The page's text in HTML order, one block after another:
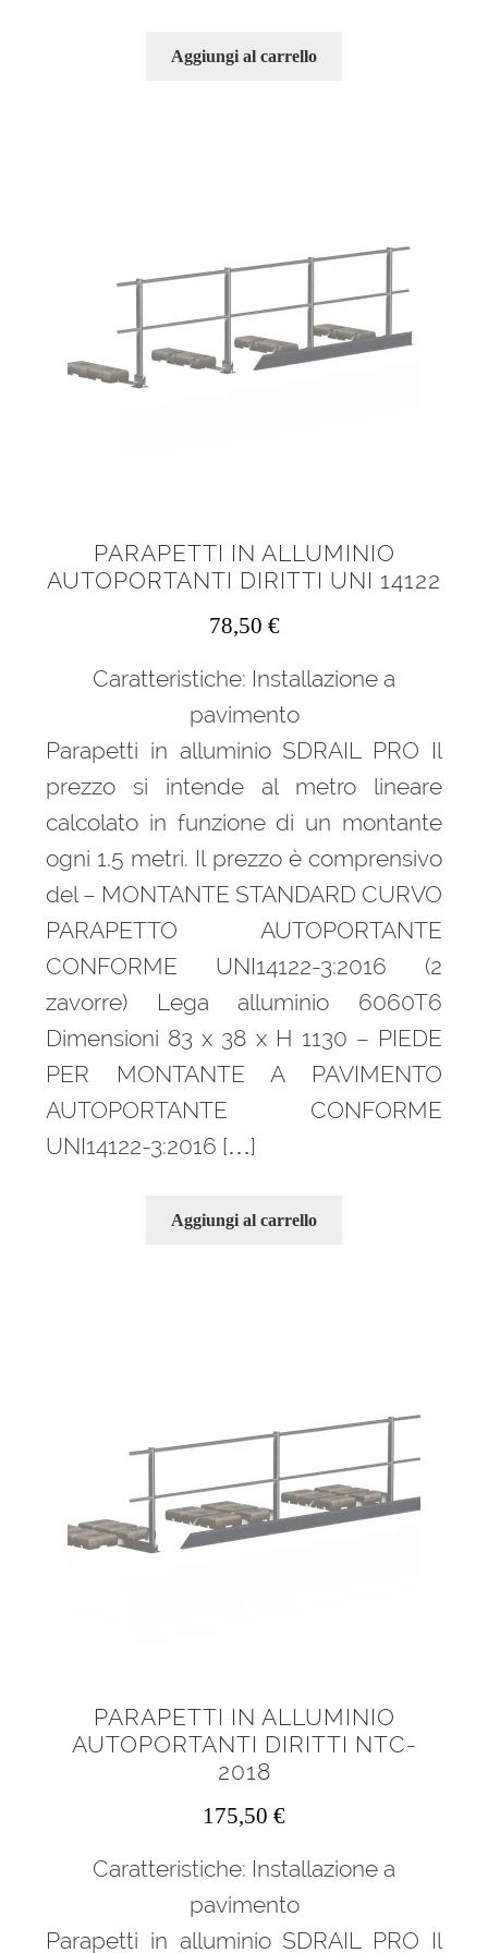
Aggiungi al carrello
PARAPETTI IN ALLUMINIO
AUTOPORTANTI DIRITTI UNI 14122
78,50 €
Caratteristiche: Installazione a
pavimento
Parapetti in alluminio SDRAIL PRO Il
prezzo si intende al metro lineare
calcolato in funzione di un montante
ogni 1.5 metri. Il prezzo è comprensivo
del – MONTANTE STANDARD CURVO
PARAPETTO AUTOPORTANTE
CONFORME UNI14122-3:2016 (2
zavorre) Lega alluminio 6060T6
Dimensioni 83 x 38 x H 1130 – PIEDE
PER MONTANTE A PAVIMENTO
AUTOPORTANTE CONFORME
UNI14122-3:2016 […]
Aggiungi al carrello
PARAPETTI IN ALLUMINIO
AUTOPORTANTI DIRITTI NTC-
2018
175,50 €
Caratteristiche: Installazione a
pavimento
Parapetti in alluminio SDRAIL PRO Il